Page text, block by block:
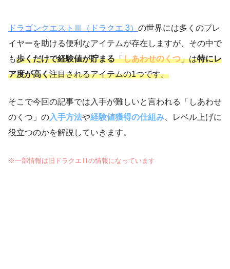
ドラゴンクエストⅢ（ドラクエ 3） の世界には多くのプレ
イヤーを助ける便利なアイテムが存在しますが、その中で
も歩くだけで経験値が貯まる「しあわせのくつ」は特にレ
ア度が高く注目されるアイテムの1つです。
そこで今回の記事では入手が難しいと言われる「しあわせ
のくつ」の入手方法や経験値獲得の仕組み 、レベル上げに
役立つのかを解説していきます。
※一部情報は旧ドラクエⅢの情報になっています